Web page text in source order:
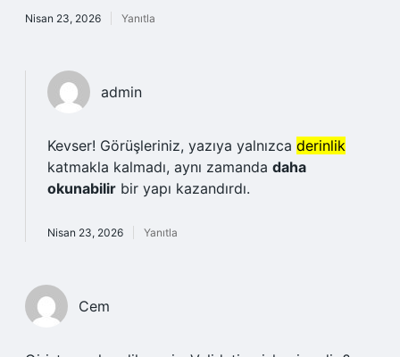
Nisan 23, 2026 Yanıtla
admin
Kevser! Görüşleriniz, yazıya yalnızca derinlik
katmakla kalmadı, aynı zamanda daha
okunabilir bir yapı kazandırdı.
Nisan 23, 2026 Yanıtla
Cem